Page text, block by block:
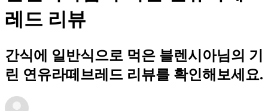
레드 리뷰
간식에 일반식으로 먹은 블렌시아님의 기
린 연유라떼브레드 리뷰를 확인해보세요.